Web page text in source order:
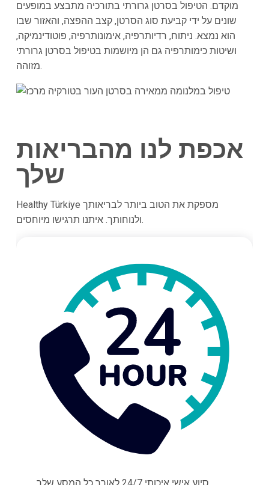
מוקדם. הטיפול בסרטן גרורתי בתורכיה מתבצע במופעים
שונים על ידי קביעת סוג הסרטן, קצב ההפצה, והאזור שבו
הוא נמצא. ניתוח, רדיותרפיה, אימונותרפיה, פוטודינמיקה,
ושיטות כימותרפיה גם הן מיושמות בטיפול בסרטן גרורתי
מזוהה.
אכפת לנו מהבריאות
שלך
Healthy Türkiye מספקת את הטוב ביותר לבריאותך
ולנוחותך. איתנו תרגישו מיוחסים.
סיוע אישי איכותי 24/7 לאורך כל המסע שלך